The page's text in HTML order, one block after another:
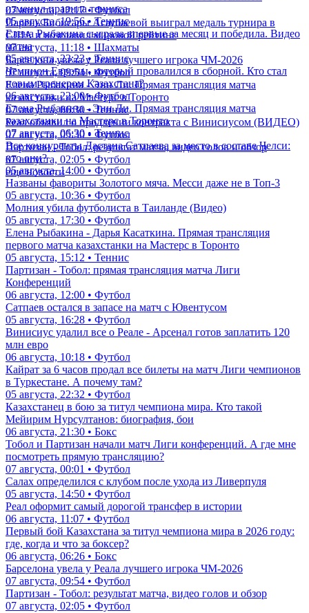
07 августа, 12:17 • Футбол
Парень Бибисары Асаубаевой выиграл медаль турнира в
США и возглавил мировой рейтинг
07 августа, 11:18 • Шахматы
Барселона увела у Реала лучшего игрока ЧМ-2026
07 августа, 09:54 • Футбол
Елена Рыбакина - Энн Ли. Прямая трансляция матча
казахстанки на Мастерс в Торонто
07 августа, 06:30 • Теннис
Реал объявил о продлении контракта с Винисиусом (ВИДЕО)
07 августа, 05:30 • Футбол
Партизан - Тобол: результат матча, видео голов и обзор
07 августа, 02:05 • Футбол
еще новости
изменил правила тенниса
05 августа, 19:56 • Теннис
Елена Рыбакина сыграла впервые за месяц и победила. Видео
матча
05 августа, 23:23 • Теннис
Чемпион Европы, который провалился в сборной. Кто стал
новым тренером Казахстана?
06 августа, 22:00 • Футбол
Елена Рыбакина - Энн Ли. Прямая трансляция матча
казахстанки на Мастерс в Торонто
07 августа, 06:30 • Теннис
Все конкуренты Дастана Сатпаева за место в составе Челси:
кто они?
05 августа, 14:00 • Футбол
Названы фавориты Золотого мяча. Месси даже не в Топ-3
05 августа, 10:36 • Футбол
Молния убила футболиста в Таиланде (Видео)
05 августа, 17:30 • Футбол
Елена Рыбакина - Дарья Касаткина. Прямая трансляция
первого матча казахстанки на Мастерс в Торонто
05 августа, 15:12 • Теннис
Партизан - Тобол: прямая трансляция матча Лиги
Конференций
06 августа, 12:00 • Футбол
Сатпаев остался в запасе на матч с Ювентусом
05 августа, 16:28 • Футбол
Винисиус удалил все о Реале - Арсенал готов заплатить 120
млн евро
06 августа, 10:18 • Футбол
Кайрат за 6 часов продал все билеты на матч Лиги чемпионов
в Туркестане. А почему там?
05 августа, 22:32 • Футбол
Казахстанец в бою за титул чемпиона мира. Кто такой
Мейирим Нурсултанов: биография, бои
06 августа, 21:30 • Бокс
Тобол и Партизан начали матч Лиги конференций. А где мне
посмотреть прямую трансляцию?
07 августа, 00:01 • Футбол
Салах определился с клубом после ухода из Ливерпуля
05 августа, 14:50 • Футбол
Реал оформит самый дорогой трансфер в истории
06 августа, 11:07 • Футбол
Первый бой Казахстана за титул чемпиона мира в 2026 году:
где, когда и что за боксер?
06 августа, 06:26 • Бокс
Барселона увела у Реала лучшего игрока ЧМ-2026
07 августа, 09:54 • Футбол
Партизан - Тобол: результат матча, видео голов и обзор
07 августа, 02:05 • Футбол